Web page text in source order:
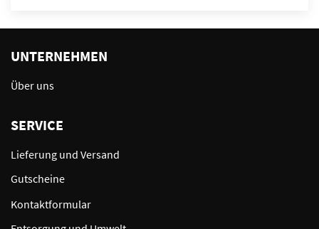
UNTERNEHMEN
Über uns
SERVICE
Lieferung und Versand
Gutscheine
Kontaktformular